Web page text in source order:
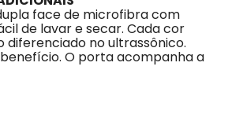
face de microfibra com
de lavar e secar. Cada cor
diferenciado no ultrassônico.
O porta acompanha a